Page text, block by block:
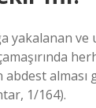
yakalanan ve
alması
1/164).